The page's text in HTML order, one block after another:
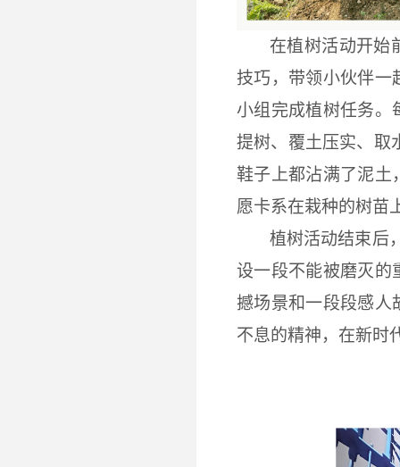
在植树活动开始
技巧， 带领小伙伴一
小组 完成植树任务。
提树、覆土压实、 取
鞋子上都沾满了泥土
愿卡系在栽种的树苗
植树活动结束后
设一段不能被磨灭的
撼场景和一段段感人
不息的精神，在新时